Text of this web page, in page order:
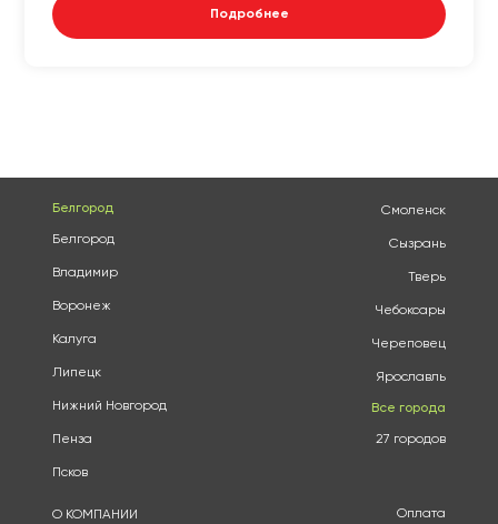
Подробнее
Белгород
Белгород
Владимир
Воронеж
Калуга
Липецк
Нижний Новгород
Пенза
Псков
Смоленск
Сызрань
Тверь
Чебоксары
Череповец
Ярославль
Все города
27 городов
О КОМПАНИИ Оплата